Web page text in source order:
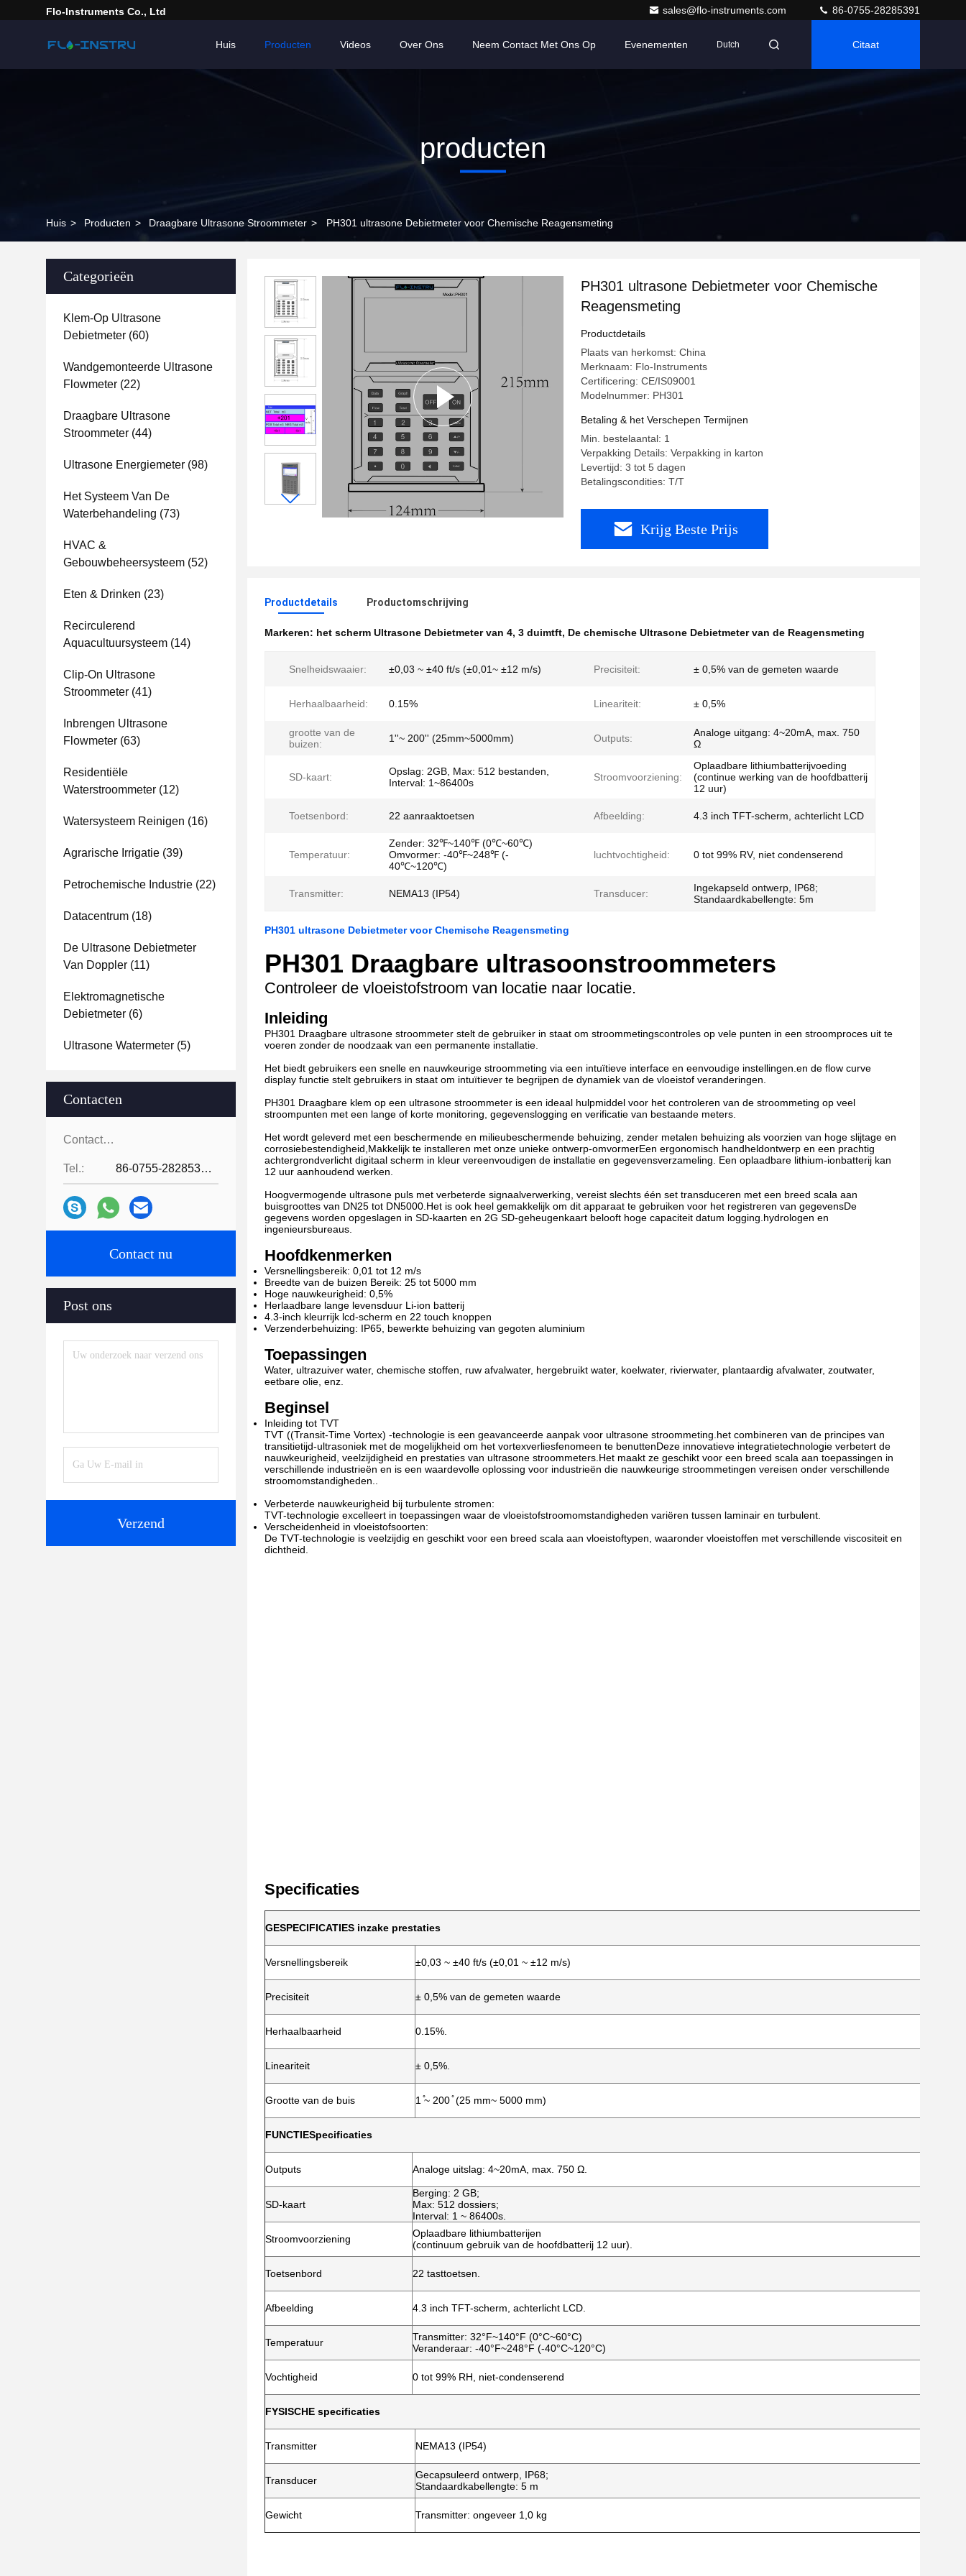
Flo-Instruments Co., Ltd sales@flo-instruments.com 86-0755-28285391
Huis Producten Videos Over Ons Neem Contact Met Ons Op Evenementen Dutch Citaat
producten
Huis > Producten > Draagbare Ultrasone Stroommeter > PH301 ultrasone Debietmeter voor Chemische Reagensmeting
Categorieën
Klem-Op Ultrasone
Debietmeter (60)
Wandgemonteerde Ultrasone
Flowmeter (22)
Draagbare Ultrasone
Stroommeter (44)
Ultrasone Energiemeter (98)
Het Systeem Van De
Waterbehandeling (73)
HVAC &
Gebouwbeheersysteem (52)
Eten & Drinken (23)
Recirculerend
Aquacultuursysteem (14)
Clip-On Ultrasone
Stroommeter (41)
Inbrengen Ultrasone
Flowmeter (63)
Residentiële
Waterstroommeter (12)
Watersysteem Reinigen (16)
Agrarische Irrigatie (39)
Petrochemische Industrie (22)
Datacentrum (18)
De Ultrasone Debietmeter
Van Doppler (11)
Elektromagnetische
Debietmeter (6)
Ultrasone Watermeter (5)
Contacten
Contacten:
Tel.: 86-0755-28285391
Contact nu
Post ons
Verzend
PH301 ultrasone Debietmeter voor Chemische
Reagensmeting
Productdetails
Plaats van herkomst: China
Merknaam: Flo-Instruments
Certificering: CE/IS09001
Modelnummer: PH301
Betaling & het Verschepen Termijnen
Min. bestelaantal: 1
Verpakking Details: Verpakking in karton
Levertijd: 3 tot 5 dagen
Betalingscondities: T/T
Krijg Beste Prijs
Productdetails Productomschrijving
Markeren: het scherm Ultrasone Debietmeter van 4, 3 duimtft, De chemische Ultrasone Debietmeter van de Reagensmeting
Snelheidswaaier: ±0,03 ~ ±40 ft/s (±0,01~ ±12 m/s) Precisiteit: ± 0,5% van de gemeten waarde
Herhaalbaarheid: 0.15% Lineariteit: ± 0,5%
grootte van de
buizen:
1''~ 200'' (25mm~5000mm) Outputs:
Analoge uitgang: 4~20mA, max. 750
Ω
SD-kaart:
Opslag: 2GB, Max: 512 bestanden,
Interval: 1~86400s
Stroomvoorziening:
Oplaadbare lithiumbatterijvoeding
(continue werking van de hoofdbatterij
12 uur)
Toetsenbord: 22 aanraaktoetsen Afbeelding: 4.3 inch TFT-scherm, achterlicht LCD
Temperatuur:
Zender: 32℉~140℉ (0℃~60℃)
Omvormer: -40℉~248℉ (-
40℃~120℃)
luchtvochtigheid: 0 tot 99% RV, niet condenserend
Transmitter: NEMA13 (IP54) Transducer:
Ingekapseld ontwerp, IP68;
Standaardkabellengte: 5m
PH301 ultrasone Debietmeter voor Chemische Reagensmeting
PH301 Draagbare ultrasoonstroommeters
Controleer de vloeistofstroom van locatie naar locatie.
Inleiding
PH301 Draagbare ultrasone stroommeter stelt de gebruiker in staat om stroommetingscontroles op vele punten in een stroomproces uit te
voeren zonder de noodzaak van een permanente installatie.
Het biedt gebruikers een snelle en nauwkeurige stroommeting via een intuïtieve interface en eenvoudige instellingen.en de flow curve
display functie stelt gebruikers in staat om intuïtiever te begrijpen de dynamiek van de vloeistof veranderingen.
PH301 Draagbare klem op een ultrasone stroommeter is een ideaal hulpmiddel voor het controleren van de stroommeting op veel
stroompunten met een lange of korte monitoring, gegevenslogging en verificatie van bestaande meters.
Het wordt geleverd met een beschermende en milieubeschermende behuizing, zender metalen behuizing als voorzien van hoge slijtage en
corrosiebestendigheid,Makkelijk te installeren met onze unieke ontwerp-omvormerEen ergonomisch handheldontwerp en een prachtig
achtergrondverlicht digitaal scherm in kleur vereenvoudigen de installatie en gegevensverzameling. Een oplaadbare lithium-ionbatterij kan
12 uur aanhoudend werken.
Hoogvermogende ultrasone puls met verbeterde signaalverwerking, vereist slechts één set transduceren met een breed scala aan
buisgroottes van DN25 tot DN5000.Het is ook heel gemakkelijk om dit apparaat te gebruiken voor het registreren van gegevensDe
gegevens worden opgeslagen in SD-kaarten en 2G SD-geheugenkaart belooft hoge capaciteit datum logging.hydrologen en
ingenieursbureaus.
Hoofdkenmerken
Versnellingsbereik: 0,01 tot 12 m/s
Breedte van de buizen Bereik: 25 tot 5000 mm
Hoge nauwkeurigheid: 0,5%
Herlaadbare lange levensduur Li-ion batterij
4.3-inch kleurrijk lcd-scherm en 22 touch knoppen
Verzenderbehuizing: IP65, bewerkte behuizing van gegoten aluminium
Toepassingen
Water, ultrazuiver water, chemische stoffen, ruw afvalwater, hergebruikt water, koelwater, rivierwater, plantaardig afvalwater, zoutwater,
eetbare olie, enz.
Beginsel
Inleiding tot TVT
TVT ((Transit-Time Vortex) -technologie is een geavanceerde aanpak voor ultrasone stroommeting.het combineren van de principes van
transitietijd-ultrasoniek met de mogelijkheid om het vortexverliesfenomeen te benuttenDeze innovatieve integratietechnologie verbetert de
nauwkeurigheid, veelzijdigheid en prestaties van ultrasone stroommeters.Het maakt ze geschikt voor een breed scala aan toepassingen in
verschillende industrieën en is een waardevolle oplossing voor industrieën die nauwkeurige stroommetingen vereisen onder verschillende
stroomomstandigheden..
Verbeterde nauwkeurigheid bij turbulente stromen:
TVT-technologie excelleert in toepassingen waar de vloeistofstroomomstandigheden variëren tussen laminair en turbulent.
Verscheidenheid in vloeistofsoorten:
De TVT-technologie is veelzijdig en geschikt voor een breed scala aan vloeistoftypen, waaronder vloeistoffen met verschillende viscositeit en
dichtheid.
Specificaties
GESPECIFICATIES inzake prestaties
Versnellingsbereik ±0,03 ~ ±40 ft/s (±0,01 ~ ±12 m/s)
Precisiteit ± 0,5% van de gemeten waarde
Herhaalbaarheid 0.15%.
Lineariteit ± 0,5%.
Grootte van de buis 1 ̊~ 200 ̊ (25 mm~ 5000 mm)
FUNCTIESpecificaties
Outputs Analoge uitslag: 4~20mA, max. 750 Ω.
SD-kaart
Berging: 2 GB;
Max: 512 dossiers;
Interval: 1 ~ 86400s.
Stroomvoorziening
Oplaadbare lithiumbatterijen
(continuum gebruik van de hoofdbatterij 12 uur).
Toetsenbord 22 tasttoetsen.
Afbeelding 4.3 inch TFT-scherm, achterlicht LCD.
Temperatuur
Transmitter: 32°F~140°F (0°C~60°C)
Veranderaar: -40°F~248°F (-40°C~120°C)
Vochtigheid 0 tot 99% RH, niet-condenserend
FYSISCHE specificaties
Transmitter NEMA13 (IP54)
Transducer
Gecapsuleerd ontwerp, IP68;
Standaardkabellengte: 5 m
Gewicht Transmitter: ongeveer 1,0 kg